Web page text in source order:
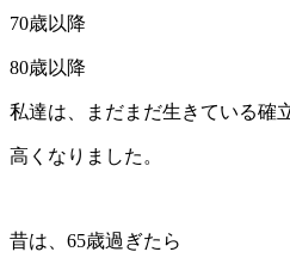
70歳以降
80歳以降
私達は、まだまだ生きている確
高くなりました。
昔は、65歳過ぎたら